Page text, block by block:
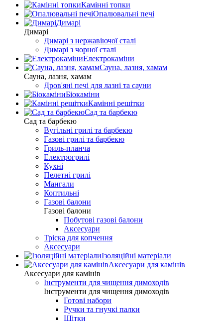
Камінні топки
Опалювальні печі
Димарі
Димарі
Димарі з нержавіючої сталі
Димарі з чорної сталі
Електрокаміни
Сауна, лазня, хамам
Сауна, лазня, хамам
Дров'яні печі для лазні та сауни
Біокаміни
Камінні решітки
Сад та барбекю
Сад та барбекю
Вугільні грилі та барбекю
Газові грилі та барбекю
Гриль-планча
Електрогрилі
Кухні
Пелетні грилі
Мангали
Коптильні
Газові балони
Газові балони
Побутові газові балони
Аксесуари
Тріска для копчення
Аксесуари
Ізоляційні матеріали
Аксесуари для камінів
Аксесуари для камінів
Інструменти для чищення димоходів
Інструменти для чищення димоходів
Готові набори
Ручки та гнучкі палки
Щітки